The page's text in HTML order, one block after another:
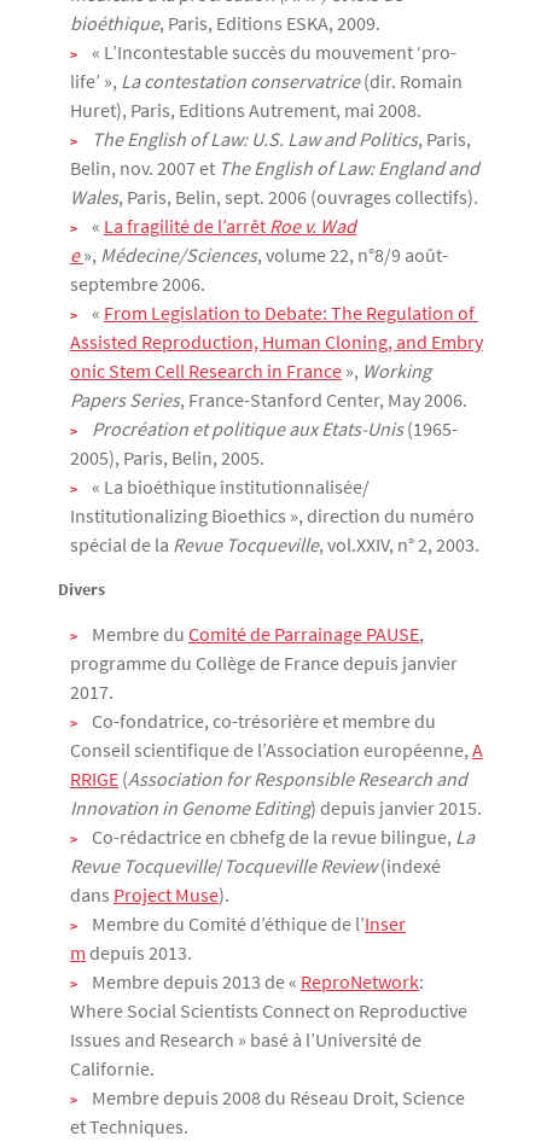
bioéthique, Paris, Editions ESKA, 2009.
« L’Incontestable succès du mouvement ‘pro-
life’ », La contestation conservatrice(dir. Romain
Huret), Paris, Editions Autrement, mai 2008.
The English of Law: U.S. Law and Politics, Paris,
Belin, nov. 2007 et The English of Law: England and
Wales, Paris, Belin, sept. 2006 (ouvrages collectifs).
« La fragilité de l’arrêt Roe v. Wad
e », Médecine/Sciences, volume 22, n°8/9 août-
septembre 2006.
« From Legislation to Debate: The Regulation of
Assisted Reproduction, Human Cloning, and Embry
onic Stem Cell Research in France », Working
Papers Series, France-Stanford Center, May 2006.
Procréation et politique aux Etats-Unis(1965-
2005), Paris, Belin, 2005.
« La bioéthique institutionnalisée/
Institutionalizing Bioethics », direction du numéro
spécial de la Revue Tocqueville, vol.XXIV, n° 2, 2003.
Divers
Membre du Comité de Parrainage PAUSE,
programme du Collège de France depuis janvier
2017.
Co-fondatrice, co-trésorière et membre du
Conseil scientifique de l’Association européenne, A
RRIGE (Association for Responsible Research and
Innovation in Genome Editing) depuis janvier 2015.
Co-rédactrice en cbhefg de la revue bilingue, La
Revue Tocqueville/Tocqueville Review(indexé
dans Project Muse).
Membre du Comité d’éthique de l’Inser
m depuis 2013.
Membre depuis 2013 de « ReproNetwork:
Where Social Scientists Connect on Reproductive
Issues and Research » basé à l’Université de
Californie.
Membre depuis 2008 du Réseau Droit, Science
et Techniques.